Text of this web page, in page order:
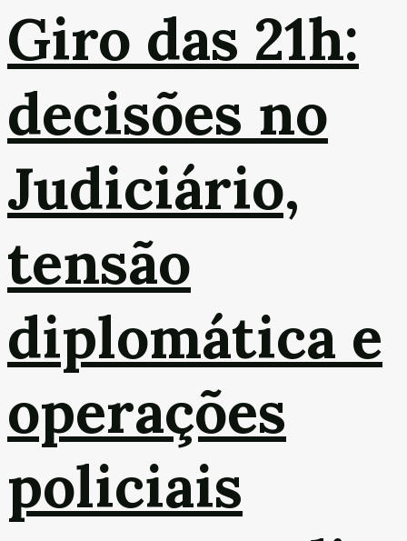
Giro das 21h:
decisões no
Judiciário,
tensão
diplomática e
operações
policiais